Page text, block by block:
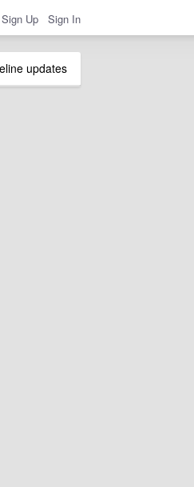
Sign Up Sign In
updates